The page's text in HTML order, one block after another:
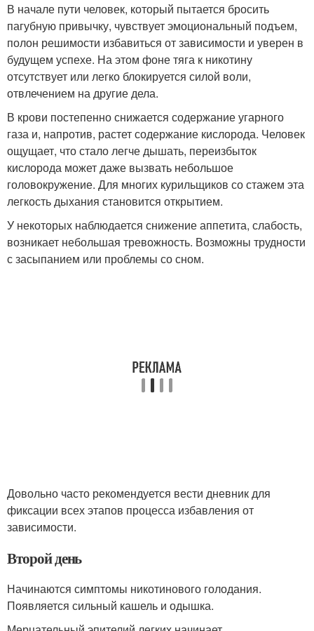
В начале пути человек, который пытается бросить
пагубную привычку, чувствует эмоциональный подъем,
полон решимости избавиться от зависимости и уверен в
будущем успехе. На этом фоне тяга к никотину
отсутствует или легко блокируется силой воли,
отвлечением на другие дела.
В крови постепенно снижается содержание угарного
газа и, напротив, растет содержание кислорода. Человек
ощущает, что стало легче дышать, переизбыток
кислорода может даже вызвать небольшое
головокружение. Для многих курильщиков со стажем эта
легкость дыхания становится открытием.
У некоторых наблюдается снижение аппетита, слабость,
возникает небольшая тревожность. Возможны трудности
с засыпанием или проблемы со сном.
Довольно часто рекомендуется вести дневник для
фиксации всех этапов процесса избавления от
зависимости.
Второй день
Начинаются симптомы никотинового голодания.
Появляется сильный кашель и одышка.